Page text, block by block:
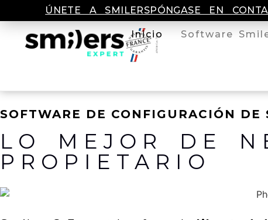
ÚNETE A SMILERSPÓNGASE EN
Inicio Software
SOFTWARE DE CONFIGURACIÓN DE
LO MEJOR DE
PROPIETARIO